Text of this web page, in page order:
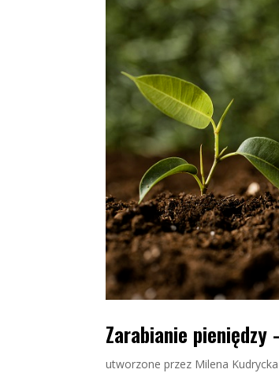
Zarabianie
utworzone przez Milena Kudrycka